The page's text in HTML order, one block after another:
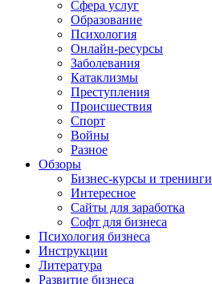
Сфера услуг
Образование
Психология
Онлайн-ресурсы
Заболевания
Катаклизмы
Преступления
Происшествия
Спорт
Войны
Разное
Обзоры
Бизнес-курсы и тренинги
Интересное
Сайты для заработка
Софт для бизнеса
Психология бизнеса
Инструкции
Литература
Развитие бизнеса